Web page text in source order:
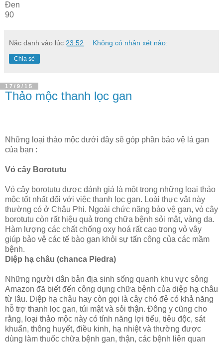
Đen
90
Nặc danh vào lúc 23:52 Không có nhận xét nào:
Chia sẻ
17/9/15
Thảo mộc thanh lọc gan
Những loại thảo mộc dưới đây sẽ góp phần bảo vệ lá gan
của bạn :
Vỏ cây Borotutu
Vỏ cây borotutu được đánh giá là một trong những loại thảo
mộc tốt nhất đối với việc thanh lọc gan. Loài thực vật này
thường có ở Châu Phi. Ngoài chức năng bảo vệ gan, vỏ cây
borotutu còn rất hiệu quả trong chữa bệnh sỏi mật, vàng da.
Hàm lượng các chất chống oxy hoá rất cao trong vỏ vây
giúp bảo vệ các tế bào gan khỏi sự tấn công của các mầm
bệnh.
Diệp hạ châu (chanca Piedra)
Những người dân bản địa sinh sống quanh khu vực sông
Amazon đã biết đến công dụng chữa bệnh của diệp hạ châu
từ lâu. Diệp hạ châu hay còn gọi là cây chó đẻ có khả năng
hỗ trợ thanh lọc gan, túi mật và sỏi thận. Đông y cũng cho
rằng, loại thảo mộc này có tính năng lợi tiểu, tiêu độc, sát
khuẩn, thông huyết, điều kinh, hạ nhiệt và thường được
dùng làm thuốc chữa bệnh gan, thận, các bệnh liên quan